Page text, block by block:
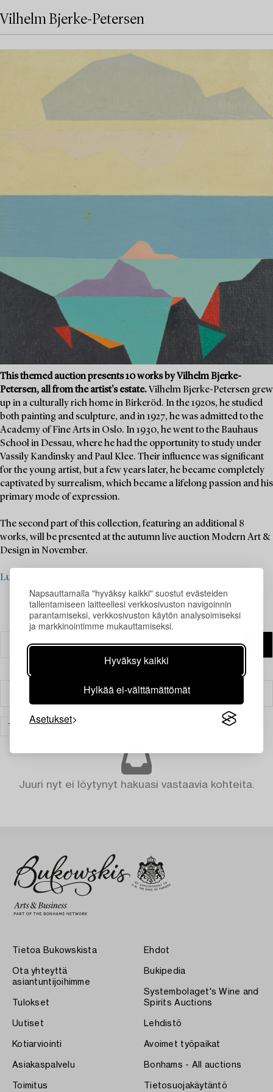
Napsauttamalla "hyväksy kaikki" suostut evästeiden
tallentamiseen laitteellesi verkkosivuston navigoinnin
parantamiseksi, verkkosivuston käytön analysoimiseksi
ja markkinointimme mukauttamiseksi.
Hyväksy kaikki
Hylkää ei-välttämättömät
Asetukset
Vilhelm Bjerke-Petersen
This themed auction presents 10 works by Vilhelm Bjerke-
Petersen, all from the artist's estate. Vilhelm Bjerke-Petersen grew
up in a culturally rich home in Birkeröd. In the 1920s, he studied
both painting and sculpture, and in 1927, he was admitted to the
Academy of Fine Arts in Oslo. In 1930, he went to the Bauhaus
School in Dessau, where he had the opportunity to study under
Vassily Kandinsky and Paul Klee. Their influence was significant
for the young artist, but a few years later, he became completely
captivated by surrealism, which became a lifelong passion and his
primary mode of expression.
The second part of this collection, featuring an additional 8
works, will be presented at the autumn live auction Modern Art &
Design in November.
Lue lisää
Suodatin
Juuri nyt ei löytynyt hakuasi vastaavia kohteita.
Tietoa Bukowskista
Ota yhteyttä
asiantuntijoihimme
Tulokset
Uutiset
Kotiarviointi
Asiakaspalvelu
Toimitus
Ehdot
Bukipedia
Systembolaget's Wine and
Spirits Auctions
Lehdistö
Avoimet työpaikat
Bonhams - All auctions
Tietosuojakäytäntö